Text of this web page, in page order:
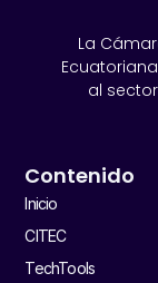
La
al
Contenido
Inicio
CITEC
TechTools